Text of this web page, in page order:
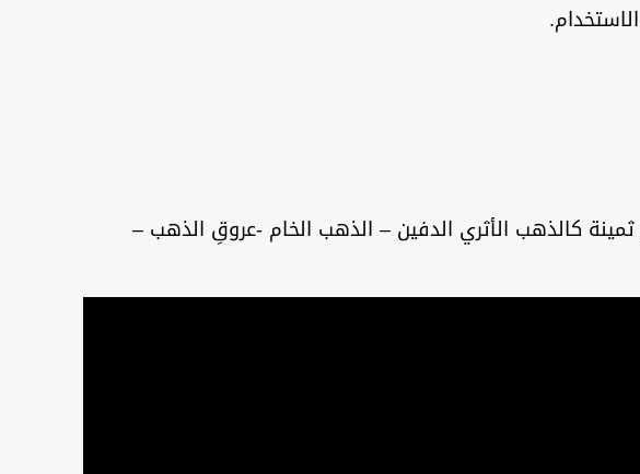
ثمينة كالذهب الأثري الدفين – الذهب الخام -عروقِ الذهب –